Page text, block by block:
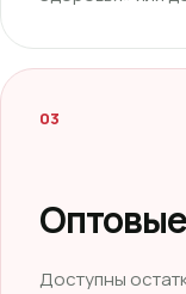
03
Доступны